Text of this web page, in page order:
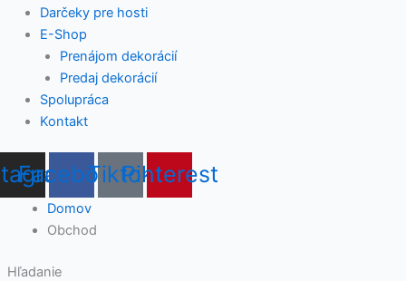
Darčeky pre hosti
E-Shop
Prenájom dekorácií
Predaj dekorácií
Spolupráca
Kontakt
Facebook
TiktokPinterest
Domov
Obchod
Hľadanie